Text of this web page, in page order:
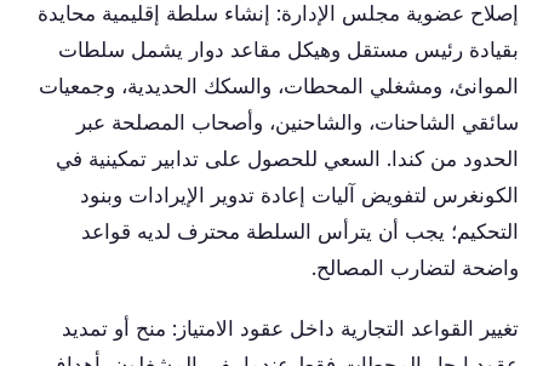
إصلاح عضوية مجلس الإدارة: إنشاء سلطة إقليمية محايدة
بقيادة رئيس مستقل وهيكل مقاعد دوار يشمل سلطات
الموانئ، ومشغلي المحطات، والسكك الحديدية، وجمعيات
سائقي الشاحنات، والشاحنين، وأصحاب المصلحة عبر
الحدود من كندا. السعي للحصول على تدابير تمكينية في
الكونغرس لتفويض آليات إعادة تدوير الإيرادات وبنود
التحكيم؛ يجب أن يترأس السلطة محترف لديه قواعد
واضحة لتضارب المصالح.
تغيير القواعد التجارية داخل عقود الامتياز: منح أو تمديد